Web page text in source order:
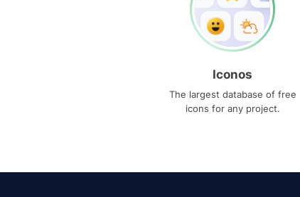
Iconos
The largest database of free
icons for any project.